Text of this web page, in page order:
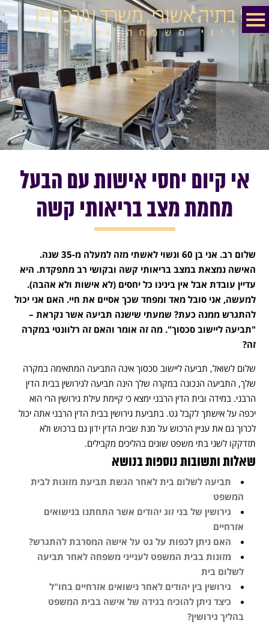
אי קיום יחסי אישות עם הבעל
מחמת מצב בריאותי קשה
שלום רב. אני בן 60 ונשוי לאשתי מזה למעלה מ-35 שנה.
האישה נמצאת במצב בריאותי קשה ובקושי רב מתפקדת. היא
עדיין עובדת אבל אין בינינו כל יחסים (לא אישות ולא אהבה).
למעשה, אני סובל מאד ומפחד שכך אסיים את חיי. האם אני יכול
להתגרש ממנה כעת? שמעתי שישנה תביעה אשר נקראת –
"תביעה ליישוב סכסוך". מה זה אומר והאם זה רלוונטי במקרה
זה?
שלום לשואל, תביעה ליישוב סכסוך אינה התביעה המתאימה במקרה
שלך, התביעה הנכונה במקרה שלך הינה תביעה לגירושין בבית הדין
הרבני. במידה ובית הדין הרבני ימצא כי קיימת עילת גירושין הרי הוא
יכפה על אישתך לקבל גט. בתביעת גירושין בבית הדין הרבני אתה יכול
לכרוך גם את עניין הרכוש על מנת שבית הדין ידון גם ברכוש ולא
תזדקקו לשני בתי משפט שונים בהליכים מקבילים.
שאלות ותשובות נוספות בנושא
תביעה לשלום בית לאחר הגשת תביעת מזונות לבית
המשפט
גירושין של בני זוג יהודים אשר התחתנו בנישואים
אזרחיים
האם ניתן לכפות על גט על אישה המסרבת להתגרש?
מזונות בבית המשפט לענייני משפחה לאחר תביעה
לשלום בית
גירושין בין יהודים לאחר נישואים אזרחיים בחו"ל
כיצד ניתן להוכיח בגידה של אישה בבית המשפט
בהליך גירושין?